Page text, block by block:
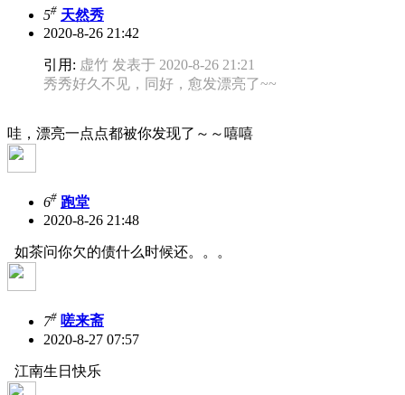
5# 天然秀
2020-8-26 21:42
引用: 虚竹 发表于 2020-8-26 21:21
秀秀好久不见，同好，愈发漂亮了~~
哇，漂亮一点点都被你发现了～～嘻嘻
6# 跑堂
2020-8-26 21:48
如茶问你欠的债什么时候还。。。
7# 嗟来斋
2020-8-27 07:57
江南生日快乐